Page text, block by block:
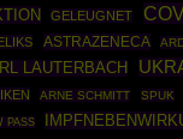
GELEUGNET
ASTRAZENECA
LAUTERBACH
ARNE SCHMITT SPUK
PASS